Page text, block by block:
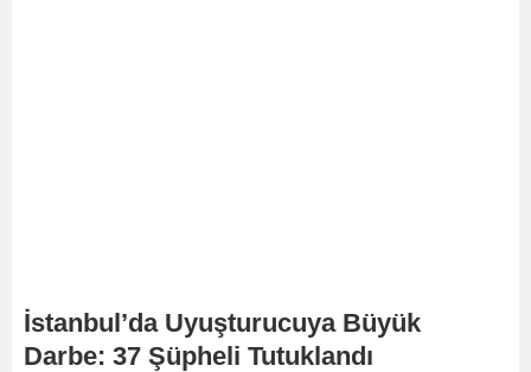
İstanbul’da Uyuşturucuya Büyük
Darbe: 37 Şüpheli Tutuklandı